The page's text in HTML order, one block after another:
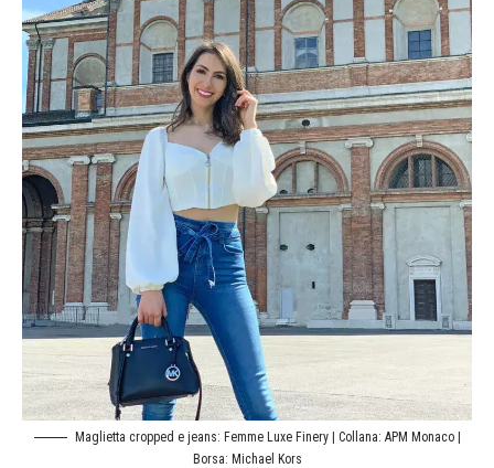
Maglietta cropped e jeans: Femme Luxe Finery | Collana: APM Monaco |
Borsa: Michael Kors